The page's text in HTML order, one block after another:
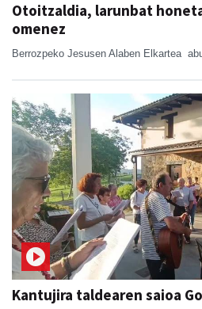
Otoitzaldia, larunbat
omenez
Berrozpeko Jesusen Alaben Elkartea
Kantujira taldearen saioa